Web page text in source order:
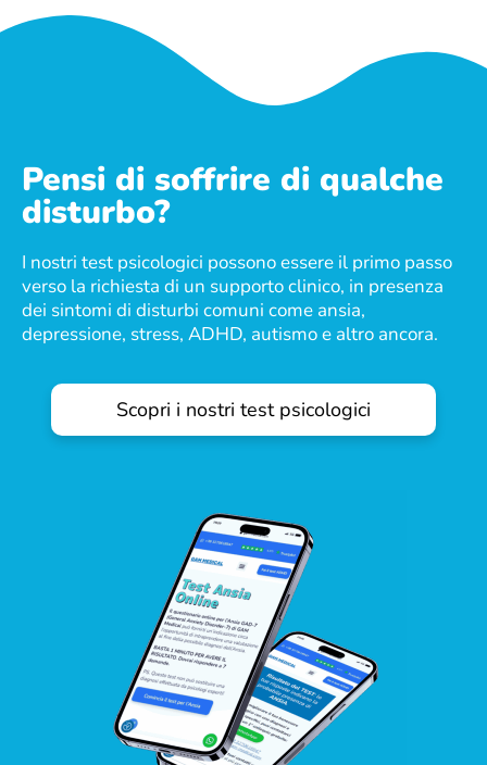
Pensi di soffrire di qualche
disturbo?
I nostri test psicologici possono essere il primo passo
verso la richiesta di un supporto clinico, in presenza
dei sintomi di disturbi comuni come ansia,
depressione, stress, ADHD, autismo e altro ancora.
Scopri i nostri test psicologici